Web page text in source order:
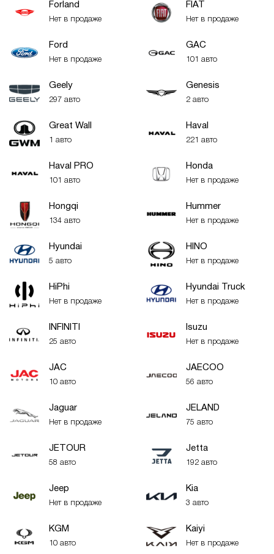
Forland
Нет в продаже
FIAT
Нет в продаже
Ford
Нет в продаже
GAC
101 авто
Geely
297 авто
Genesis
2 авто
Great Wall
1 авто
Haval
221 авто
Haval PRO
101 авто
Honda
Нет в продаже
Hongqi
134 авто
Hummer
Нет в продаже
Hyundai
5 авто
HINO
Нет в продаже
HiPhi
Нет в продаже
Hyundai Truck
Нет в продаже
INFINITI
25 авто
Isuzu
Нет в продаже
JAC
10 авто
JAECOO
56 авто
Jaguar
Нет в продаже
JELAND
75 авто
JETOUR
58 авто
Jetta
192 авто
Jeep
Нет в продаже
Kia
3 авто
KGM
10 авто
Kaiyi
Нет в продаже